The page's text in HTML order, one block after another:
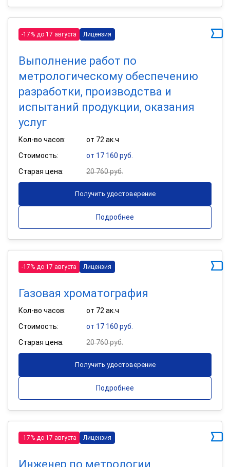
-17% до 17 августа Лицензия
Выполнение работ по
метрологическому обеспечению
разработки, производства и
испытаний продукции, оказания
услуг
Кол-во часов:
от 72 ак.ч
Стоимость:
от 17 160 руб.
Старая цена:
20 760 руб.
Получить удостоверение
Подробнее
-17% до 17 августа Лицензия
Газовая хроматография
Кол-во часов:
от 72 ак.ч
Стоимость:
от 17 160 руб.
Старая цена:
20 760 руб.
Получить удостоверение
Подробнее
-17% до 17 августа Лицензия
Инженер по метрологии